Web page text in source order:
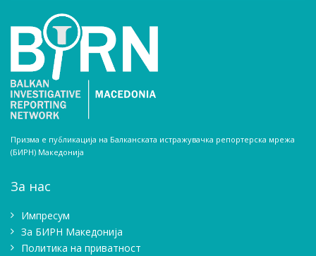
Призма е публикација на Балканската истражувачка репортерска мрежа
(БИРН) Македонија
За нас
Импресум
Зa БИРН Македонија
Политика на приватност